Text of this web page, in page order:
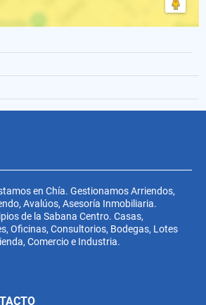
en Chía. Gestionamos Arriendos,
Avalúos, Asesoría Inmobiliaria.
de la Sabana Centro. Casas,
Oficinas, Consultorios, Bodegas, Lotes
Comercio e Industria.